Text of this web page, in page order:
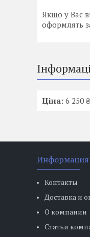
Якщо у Вас
оформлять
Ціна: 6 250 ₴
Контакты
Доставка и
О компании
Статьи